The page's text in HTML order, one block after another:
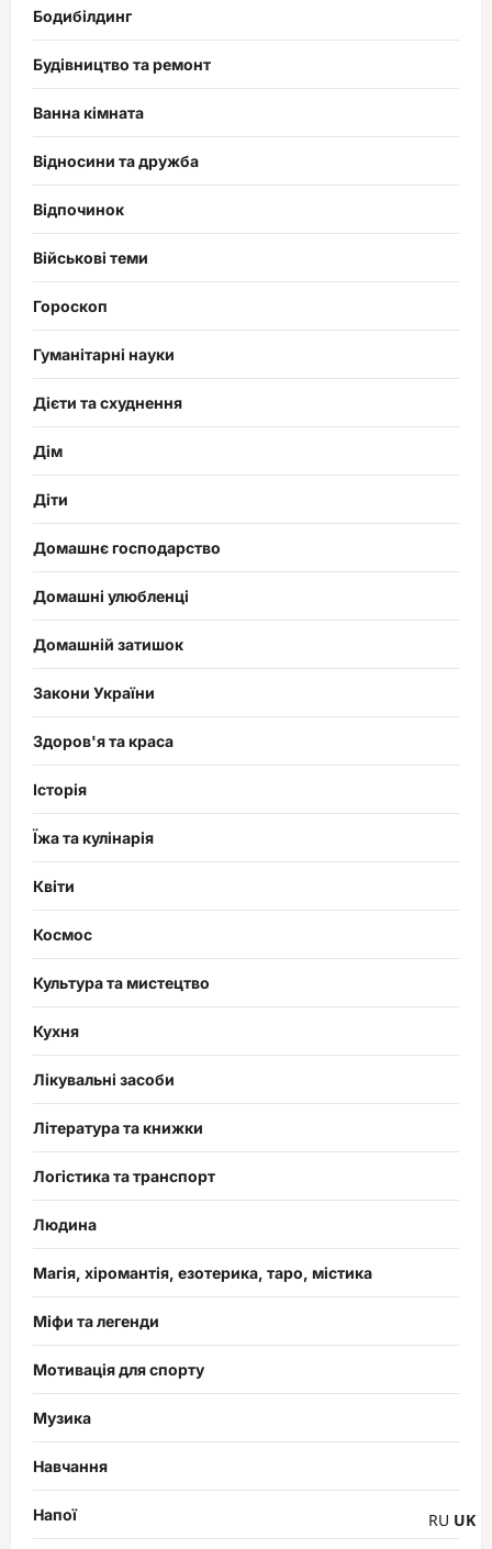
Бодибілдинг
Будівництво та ремонт
Ванна кімната
Відносини та дружба
Відпочинок
Військові теми
Гороскоп
Гуманітарні науки
Дієти та схуднення
Дім
Діти
Домашнє господарство
Домашні улюбленці
Домашній затишок
Закони України
Здоров'я та краса
Історія
Їжа та кулінарія
Квіти
Космос
Культура та мистецтво
Кухня
Лікувальні засоби
Література та книжки
Логістика та транспорт
Людина
Магія, хіромантія, езотерика, таро, містика
Міфи та легенди
Мотивація для спорту
Музика
Навчання
Напої RU UK